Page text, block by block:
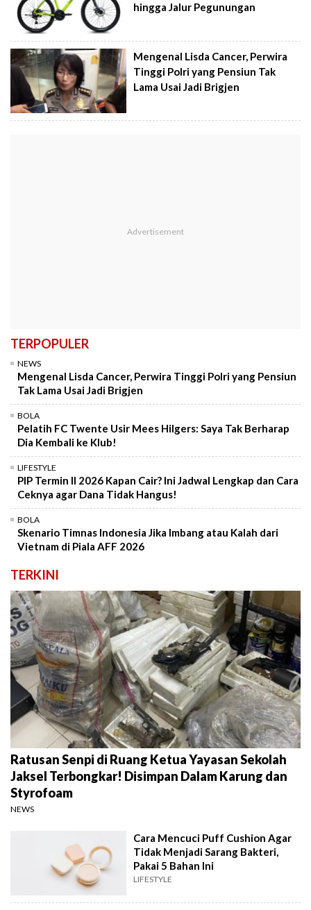
hingga Jalur Pegunungan
Mengenal Lisda Cancer, Perwira
Tinggi Polri yang Pensiun Tak
Lama Usai Jadi Brigjen
TERPOPULER
NEWS
Mengenal Lisda Cancer, Perwira Tinggi Polri yang Pensiun
Tak Lama Usai Jadi Brigjen
BOLA
Pelatih FC Twente Usir Mees Hilgers: Saya Tak Berharap
Dia Kembali ke Klub!
LIFESTYLE
PIP Termin II 2026 Kapan Cair? Ini Jadwal Lengkap dan Cara
Ceknya agar Dana Tidak Hangus!
BOLA
Skenario Timnas Indonesia Jika Imbang atau Kalah dari
Vietnam di Piala AFF 2026
TERKINI
Ratusan Senpi di Ruang Ketua Yayasan Sekolah
Jaksel Terbongkar! Disimpan Dalam Karung dan
Styrofoam
NEWS
Cara Mencuci Puff Cushion Agar
Tidak Menjadi Sarang Bakteri,
Pakai 5 Bahan Ini
LIFESTYLE